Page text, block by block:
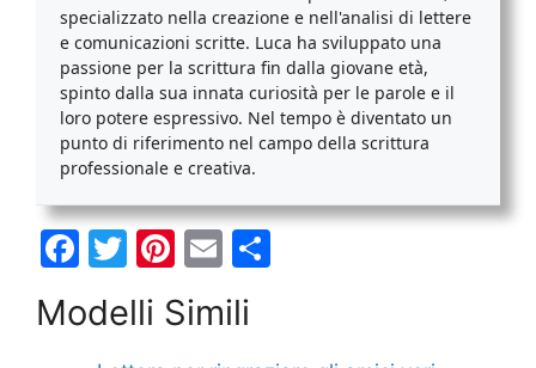
specializzato nella creazione e nell'analisi di lettere
e comunicazioni scritte. Luca ha sviluppato una
passione per la scrittura fin dalla giovane età,
spinto dalla sua innata curiosità per le parole e il
loro potere espressivo. Nel tempo è diventato un
punto di riferimento nel campo della scrittura
professionale e creativa.
F
c
T
w
itt
Pi
nt
er
E
m
ai
Modelli Simili